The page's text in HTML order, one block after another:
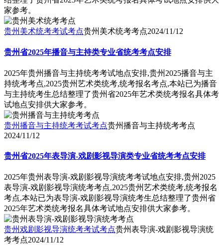
家参考。
贵州美术统考考试考点贵州美术统考考点2024/11/12
贵州省2025年播音与主持类专业省统考考点安排
2025年贵州播音与主持统考考试地点安排,贵州2025播音与主
持统考考点,2025贵州艺术类统考,统考报名考点,本站已为播音
与主持统考生总结整理了贵州省2025年艺术类统考报名具体考
试地点安排供大家参考。
贵州播音与主持统考考试考点贵州播音与主持统考考点
2024/11/12
贵州省2025年表导演-戏剧影视导演类专业省统考考点安排
2025年贵州表导演-戏剧影视导演统考考试地点安排,贵州2025
表导演-戏剧影视导演统考考点,2025贵州艺术类统考,统考报名
考点,本站已为表导演-戏剧影视导演统考生总结整理了贵州省
2025年艺术类统考报名具体考试地点安排供大家参考。
贵州戏剧影视导演统考考试考点贵州表导演-戏剧影视导演统
考考点2024/11/12